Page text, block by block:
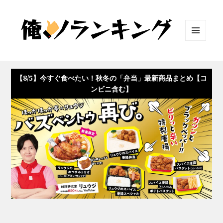
ット
【8/5】今すぐ食べたい！秋冬の「弁当」最新商品まとめ【コ
ンビニ含む】